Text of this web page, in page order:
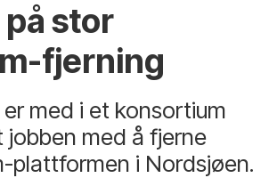
på stor
fjerning
med i et konsortium
med å fjerne
plattformen i Nordsjøen.